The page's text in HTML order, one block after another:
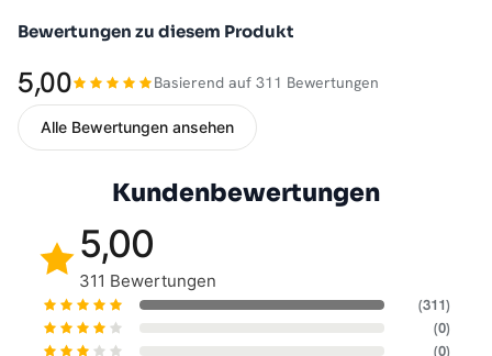
Bewertungen zu diesem Produkt
5,00 Basierend auf 311 Bewertungen
Alle Bewertungen ansehen
Kundenbewertungen
5,00
311 Bewertungen
(311)
(0)
(0)